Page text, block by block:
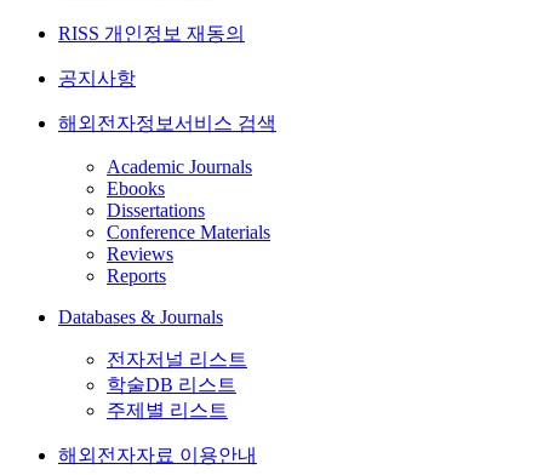
RISS 개인정보 재동의
공지사항
해외전자정보서비스 검색
Academic Journals
Ebooks
Dissertations
Conference Materials
Reviews
Reports
Databases & Journals
전자저널 리스트
학술DB 리스트
주제별 리스트
해외전자자료 이용안내